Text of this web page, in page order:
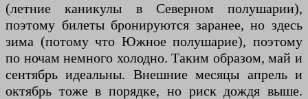
(летние каникулы в Северном полушарии),
поэтому билеты бронируются заранее, но здесь
зима (потому что Южное полушарие), поэтому
по ночам немного холодно. Таким образом, май и
сентябрь идеальны. Внешние месяцы апрель и
октябрь тоже в порядке, но риск дождя выше.